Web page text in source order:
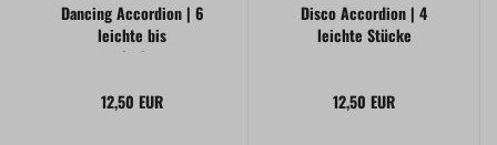
Dancing Accordion | 6
leichte bis
mittelschwere
12,50 EUR
Disco Accordion | 4
leichte Stücke
12,50 EUR